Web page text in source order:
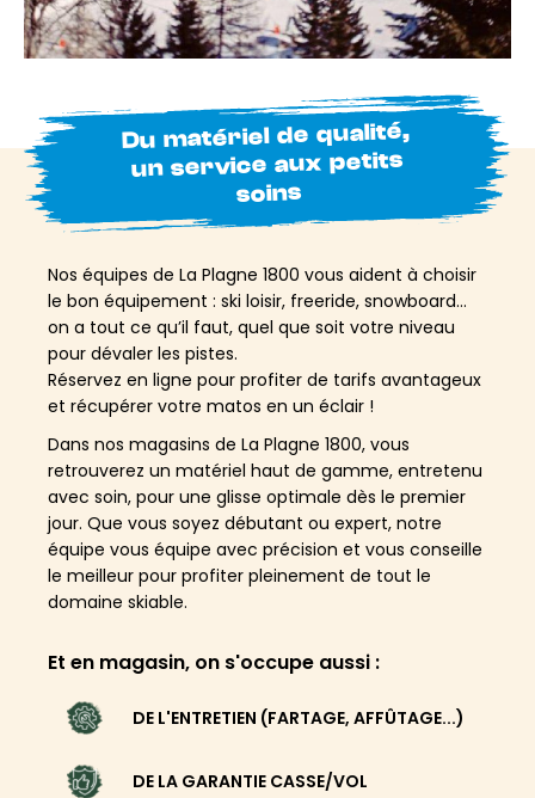
Du matériel de qualité,
un service aux petits
soins
Nos équipes de La Plagne 1800 vous aident à choisir
le bon équipement : ski loisir, freeride, snowboard…
on a tout ce qu’il faut, quel que soit votre niveau
pour dévaler les pistes.
Réservez en ligne pour profiter de tarifs avantageux
et récupérer votre matos en un éclair !
Dans nos magasins de La Plagne 1800, vous
retrouverez un matériel haut de gamme, entretenu
avec soin, pour une glisse optimale dès le premier
jour. Que vous soyez débutant ou expert, notre
équipe vous équipe avec précision et vous conseille
le meilleur pour profiter pleinement de tout le
domaine skiable.
Et en magasin, on s'occupe aussi :
DE L'ENTRETIEN (FARTAGE, AFFÛTAGE...)
DE LA GARANTIE CASSE/VOL